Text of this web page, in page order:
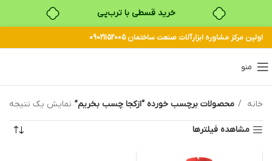
خرید قسطی با ترب‌پی
۴ قسط، بدون کارمزد
اولین مرکز مشاوره ابزارآلات صنعت ساختمان 09021152005
منو
خانه محصولات برچسب خورده “ازکجا چسب بخریم” نمایش یک نتیجه
مشاهده فیلترها